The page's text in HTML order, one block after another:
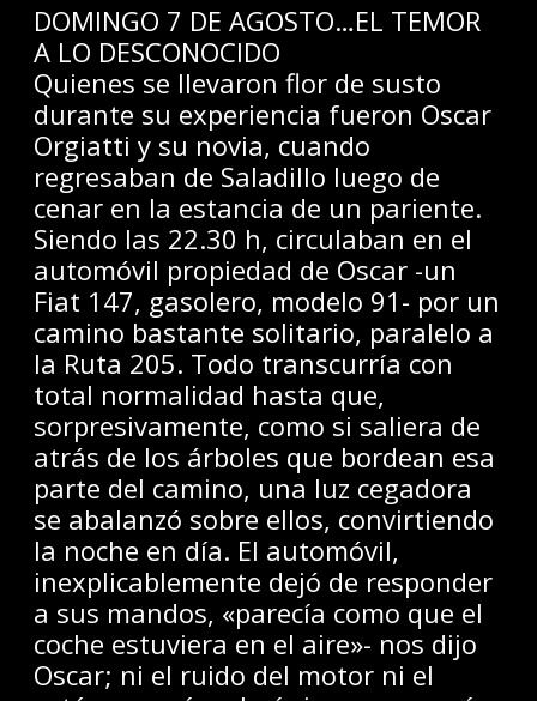
DOMINGO 7 DE AGOSTO…EL TEMOR
A LO DESCONOCIDO
Quienes se llevaron flor de susto
durante su experiencia fueron Oscar
Orgiatti y su novia, cuando
regresaban de Saladillo luego de
cenar en la estancia de un pariente.
Siendo las 22.30 h, circulaban en el
automóvil propiedad de Oscar -un
Fiat 147, gasolero, modelo 91- por un
camino bastante solitario, paralelo a
la Ruta 205. Todo transcurría con
total normalidad hasta que,
sorpresivamente, como si saliera de
atrás de los árboles que bordean esa
parte del camino, una luz cegadora
se abalanzó sobre ellos, convirtiendo
la noche en día. El automóvil,
inexplicablemente dejó de responder
a sus mandos, «parecía como que el
coche estuviera en el aire»- nos dijo
Oscar; ni el ruido del motor ni el